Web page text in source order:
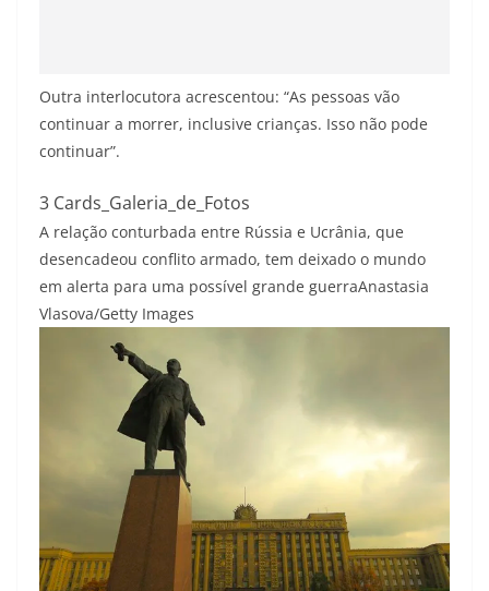
Outra interlocutora acrescentou: “As pessoas vão
continuar a morrer, inclusive crianças. Isso não pode
continuar”.
3 Cards_Galeria_de_Fotos
A relação conturbada entre Rússia e Ucrânia, que
desencadeou conflito armado, tem deixado o mundo
em alerta para uma possível grande guerraAnastasia
Vlasova/Getty Images